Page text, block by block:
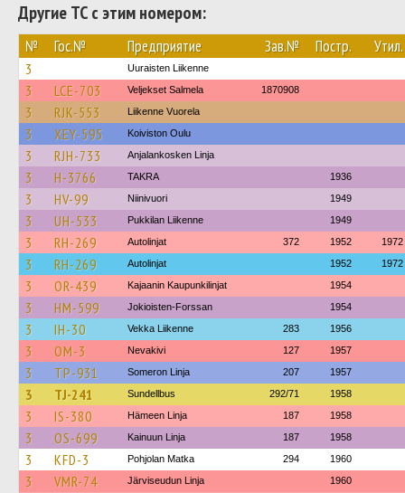
Другие ТС с этим номером:
№ Гос.№ Предприятие Зав.№ Постр. Утил.
3 Uuraisten Liikenne
3 LCE-703 Veljekset Salmela 1870908
3 RJK-553 Liikenne Vuorela
3 XEY-595 Koiviston Oulu
3 RJH-733 Anjalankosken Linja
3 H-3766 TAKRA 1936
3 HV-99 Niinivuori 1949
3 UH-533 Pukkilan Liikenne 1949
3 RH-269 Autolinjat 372 1952 1972
3 RH-269 Autolinjat 1952 1972
3 OR-439 Kajaanin Kaupunkilinjat 1954
3 HM-599 Jokioisten-Forssan 1954
3 IH-30 Vekka Liikenne 283 1956
3 OM-3 Nevakivi 127 1957
3 TP-931 Someron Linja 207 1957
3 TJ-241 Sundellbus 292/71 1958
3 IS-380 Hämeen Linja 187 1958
3 OS-699 Kainuun Linja 187 1958
3 KFD-3 Pohjolan Matka 294 1960
3 VMR-74 Järviseudun Linja 1960